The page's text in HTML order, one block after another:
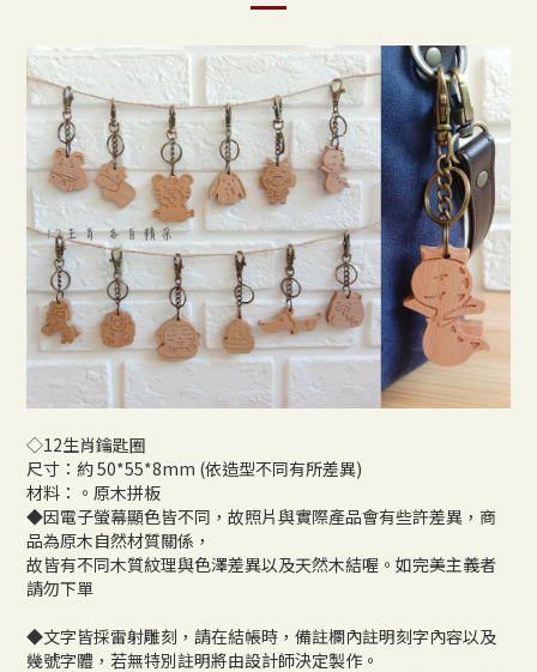
◇12生肖鑰匙圈
尺寸：約 50*55*8mm (依造型不同有所差異)
材料：。原木拼板
◆因電子螢幕顯色皆不同，故照片與實際產品會有些許差異，商
品為原木自然材質關係，
故皆有不同木質紋理與色澤差異以及天然木結喔。如完美主義者
請勿下單
◆文字皆採雷射雕刻，請在結帳時，備註欄內註明刻字內容以及
幾號字體，若無特別註明將由設計師決定製作。